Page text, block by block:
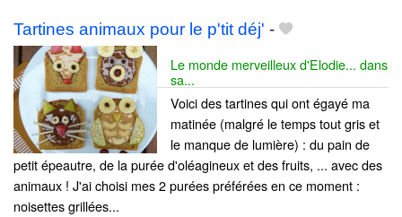
Tartines animaux pour le p'tit déj' -
Le monde merveilleux d'Elodie... dans
sa...
Voici des tartines qui ont égayé ma
matinée (malgré le temps tout gris et
le manque de lumière) : du pain de
petit épeautre, de la purée d'oléagineux et des fruits, ... avec des
animaux ! J'ai choisi mes 2 purées préférées en ce moment :
noisettes grillées...